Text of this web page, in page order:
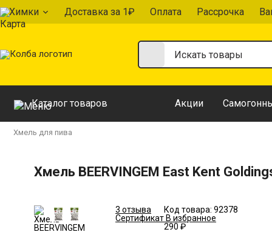
Химки Доставка за 1₽ Оплата Рассрочка
Каталог товаров Акции
Хмель для пива
Хмель BEERVINGEM East Kent
3 отзыва
Сертификат
Код товара: 92378
В избранное
290 ₽